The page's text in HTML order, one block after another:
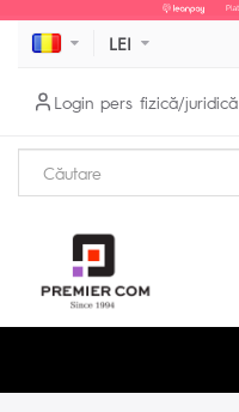
LEI
Login pers fizică/juridică